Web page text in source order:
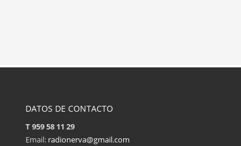
DATOS DE CONTACTO
T 959 58 11 29
Email: radionerva@gmail.com